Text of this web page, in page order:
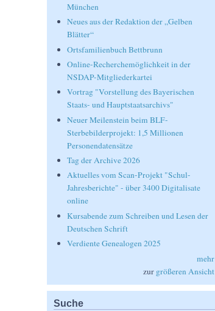
München
Neues aus der Redaktion der „Gelben
Blätter“
Ortsfamilienbuch Bettbrunn
Online-Recherchemöglichkeit in der
NSDAP-Mitgliederkartei
Vortrag "Vorstellung des Bayerischen
Staats- und Hauptstaatsarchivs"
Neuer Meilenstein beim BLF-
Sterbebilderprojekt: 1,5 Millionen
Personendatensätze
Tag der Archive 2026
Aktuelles vom Scan-Projekt "Schul-
Jahresberichte" - über 3400 Digitalisate
online
Kursabende zum Schreiben und Lesen der
Deutschen Schrift
Verdiente Genealogen 2025
mehr
zur größeren Ansicht
Suche